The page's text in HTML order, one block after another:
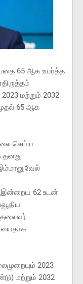
65 ஆக உயர்த்த
மற்றும் 2032
65 ஆக
செய்ய
தனது
62 உடன்
தலைவர்
வயதாக
2023
மற்றும் 2032